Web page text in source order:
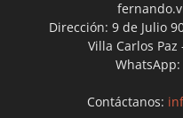
Dirección: 9 de Julio
Villa Carlos
WhatsApp:
Contáctanos: